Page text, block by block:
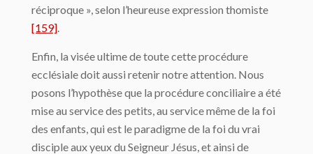
réciproque », selon l’heureuse expression thomiste
[159]
Enfin, la visée ultime de toute cette procédure
ecclésiale doit aussi retenir notre attention. Nous
posons l’hypothèse que la procédure conciliaire a été
mise au service des petits, au service même de la foi
des enfants, qui est le paradigme de la foi du vrai
disciple aux yeux du Seigneur Jésus, et ainsi de